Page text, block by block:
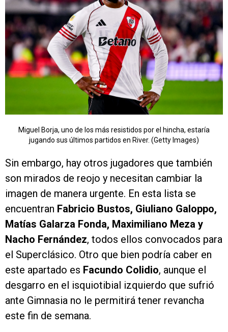
Miguel Borja, uno de los más resistidos por el hincha, estaría
jugando sus últimos partidos en River. (Getty Images)
Sin embargo, hay otros jugadores que también
son mirados de reojo y necesitan cambiar la
imagen de manera urgente. En esta lista se
encuentran Fabricio Bustos, Giuliano Galoppo,
Matías Galarza Fonda, Maximiliano Meza y
Nacho Fernández, todos ellos convocados para
el Superclásico. Otro que bien podría caber en
este apartado es Facundo Colidio, aunque el
desgarro en el isquiotibial izquierdo que sufrió
ante Gimnasia no le permitirá tener revancha
este fin de semana.